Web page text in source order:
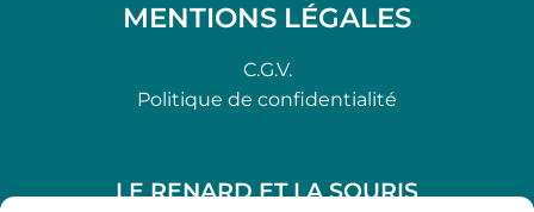
MENTIONS LÉGALES
C.G.V.
Politique de confidentialité
LE RENARD ET LA SOURIS